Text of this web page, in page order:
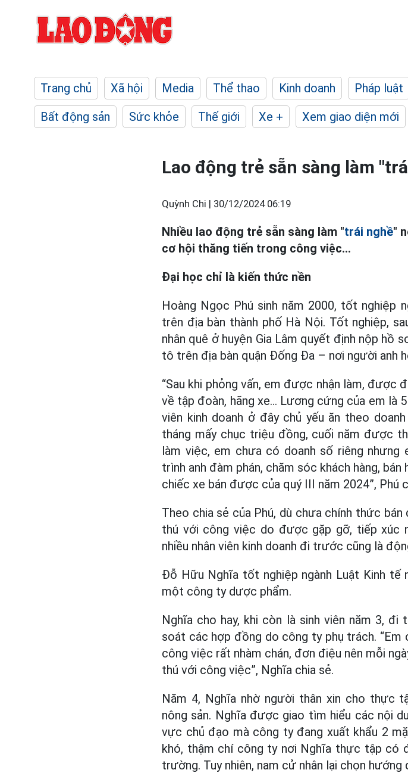
Trang chủ Xã hội Media Thể thao Kinh doanh Pháp luật
Bất động sản
Sức khỏe Thế giới Xe + Xem giao diện mới
Lao động trẻ sẵn sàng làm
Quỳnh Chi | 30/12/2024 06:19
Nhiều lao động trẻ sẵn sàng làm "trái nghề"
cơ hội thăng tiến trong công việc...
Đại học chỉ là kiến thức nền
Hoàng Ngọc Phú sinh năm 2000, tốt nghiệp
trên địa bàn thành phố Hà Nội. Tốt nghiệp,
nhân quê ở huyện Gia Lâm quyết định nộp hồ
tô trên địa bàn quận Đống Đa – nơi người anh
“Sau khi phỏng vấn, em được nhận làm,
về tập đoàn, hãng xe… Lương cứng của em là
viên kinh doanh ở đây chủ yếu ăn theo
tháng mấy chục triệu đồng, cuối năm được
làm việc, em chưa có doanh số riêng
trình anh đàm phán, chăm sóc khách hàng,
chiếc xe bán được của quý III năm 2024”, Phú
Theo chia sẻ của Phú, dù chưa chính thức
thú với công việc do được gặp gỡ, tiếp xúc
nhiều nhân viên kinh doanh đi trước cũng là
Đỗ Hữu Nghĩa tốt nghiệp ngành Luật Kinh tế
một công ty dược phẩm.
Nghĩa cho hay, khi còn là sinh viên năm 3,
soát các hợp đồng do công ty phụ trách.
công việc rất nhàm chán, đơn điệu nên mỗi
thú với công việc”, Nghĩa chia sẻ.
Năm 4, Nghĩa nhờ người thân xin cho thực
nông sản. Nghĩa được giao tìm hiểu các nội
vực chủ đạo mà công ty đang xuất khẩu 2
khó, thậm chí công ty nơi Nghĩa thực tập có
trường. Tuy nhiên, nam cử nhân lại chọn hướng